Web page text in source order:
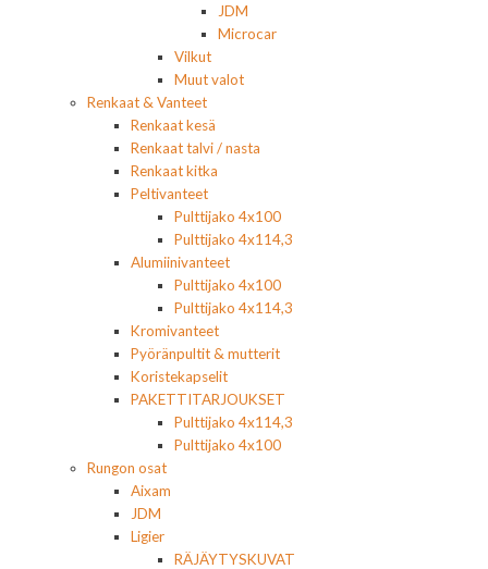
JDM
Microcar
Vilkut
Muut valot
Renkaat & Vanteet
Renkaat kesä
Renkaat talvi / nasta
Renkaat kitka
Peltivanteet
Pulttijako 4x100
Pulttijako 4x114,3
Alumiinivanteet
Pulttijako 4x100
Pulttijako 4x114,3
Kromivanteet
Pyöränpultit & mutterit
Koristekapselit
PAKETTITARJOUKSET
Pulttijako 4x114,3
Pulttijako 4x100
Rungon osat
Aixam
JDM
Ligier
RÄJÄYTYSKUVAT